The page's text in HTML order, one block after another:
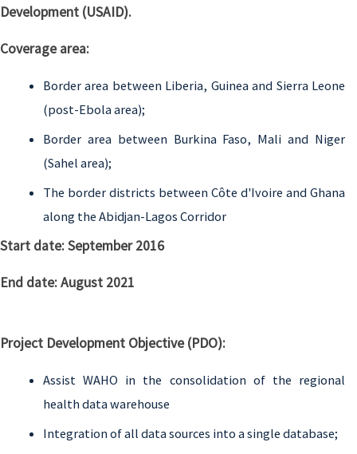
Development (USAID).
Coverage area:
Border area between Liberia, Guinea and Sierra Leone
(post-Ebola area);
Border area between Burkina Faso, Mali and Niger
(Sahel area);
The border districts between Côte d'Ivoire and Ghana
along the Abidjan-Lagos Corridor
Start date: September 2016
End date:August 2021
Project Development Objective (PDO):
Assist WAHO in the consolidation of the regional
health data warehouse
Integration of all data sources into a single database;